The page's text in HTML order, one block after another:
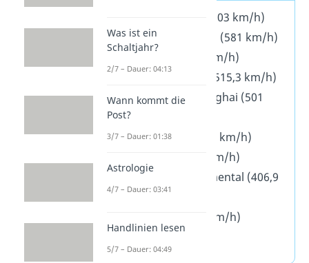
Shinkansen L0 (603 km/h)
JR-Maglev MLX01 (581 km/h)
TGV V150 (574 km/h)
TGV Atlantique (515,3 km/h)
Transrapid Shanghai (501
km/h)
CRH380BL (487,3 km/h)
CRH 380A (486 km/h)
Intercity Experimental (406,9
km/h)
AVE S-103 (404 km/h)
Was ist ein
Schaltjahr?
2/7 – Dauer: 04:13
Wann kommt die
Post?
3/7 – Dauer: 01:38
Astrologie
4/7 – Dauer: 03:41
Handlinien lesen
5/7 – Dauer: 04:49